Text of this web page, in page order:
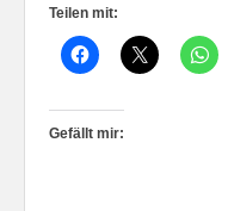
Teilen mit:
Gefällt mir: